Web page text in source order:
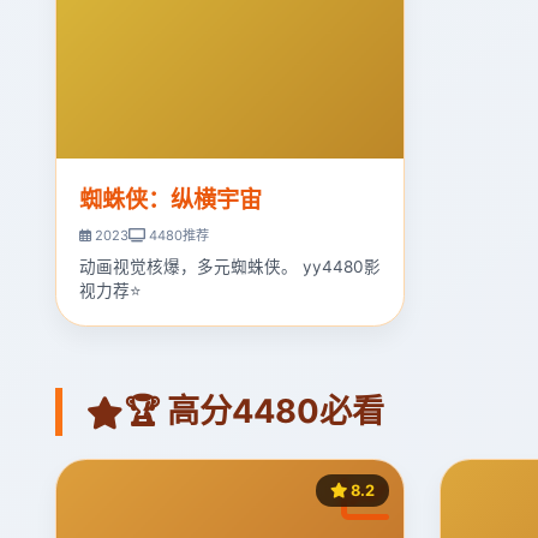
蜘蛛侠：纵横宇宙
2023 4480推荐
动画视觉核爆，多元蜘蛛侠。 yy4480影
视力荐⭐
🏆 高分4480必看
8.2